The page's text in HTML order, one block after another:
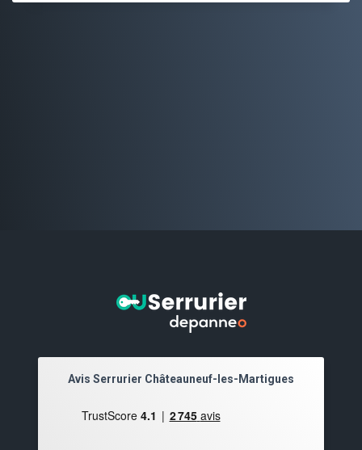
Avis Serrurier Châteauneuf-les-Martigues